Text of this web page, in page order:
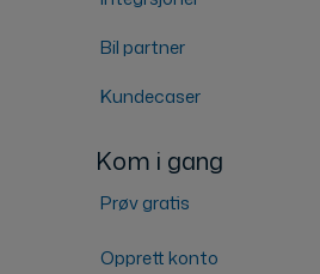
Bil partner
Kundecaser
Kom i gang
Prøv gratis
Opprett konto